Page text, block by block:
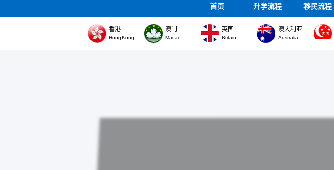
首页 升学流程 移民流程
香港
HongKong
澳门
Macao
英国
Britain
澳大利亚
Australia